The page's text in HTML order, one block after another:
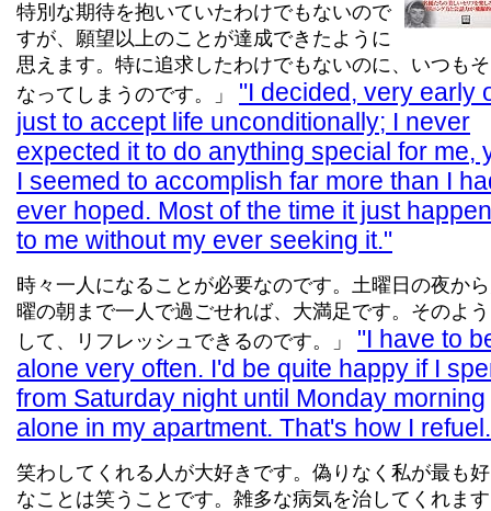
特別な期待を抱いていたわけでもないので
すが、願望以上のことが達成できたように
思えます。特に追求したわけでもないのに、いつも
なってしまうのです。」
I decided, very early
just to accept life unconditionally; I never
expected it to do anything special for me,
I seemed to accomplish far more than I
ever hoped. Most of the time it just
to me without my ever seeking it.
時々一人になることが必要なのです。土曜日の夜か
曜の朝まで一人で過ごせれば、大満足です。そのよ
して、リフレッシュできるのです。」
I have to
alone very often. I'd be quite happy if I
from Saturday night until Monday morning
alone in my apartment. That's how I
笑わしてくれる人が大好きです。偽りなく私が最も
なことは笑うことです。雑多な病気を治してくれま